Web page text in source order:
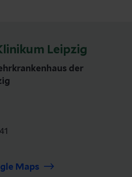
Leipzig
der
Maps